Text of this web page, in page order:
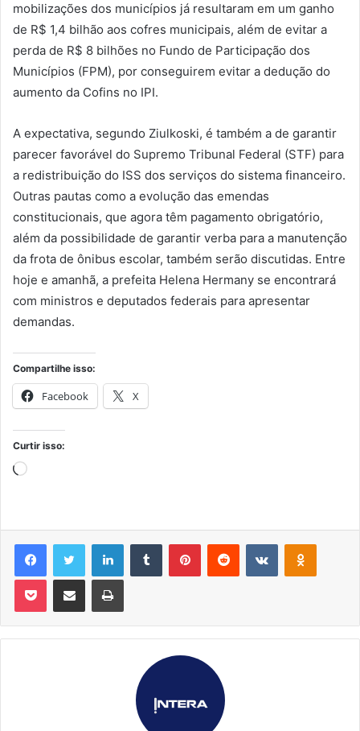
mobilizações dos municípios já resultaram em um ganho
de R$ 1,4 bilhão aos cofres municipais, além de evitar a
perda de R$ 8 bilhões no Fundo de Participação dos
Municípios (FPM), por conseguirem evitar a dedução do
aumento da Cofins no IPI.
A expectativa, segundo Ziulkoski, é também a de garantir
parecer favorável do Supremo Tribunal Federal (STF) para
a redistribuição do ISS dos serviços do sistema financeiro.
Outras pautas como a evolução das emendas
constitucionais, que agora têm pagamento obrigatório,
além da possibilidade de garantir verba para a manutenção
da frota de ônibus escolar, também serão discutidas. Entre
hoje e amanhã, a prefeita Helena Hermany se encontrará
com ministros e deputados federais para apresentar
demandas.
Compartilhe isso:
Facebook X
Curtir isso:
Carregando...
FacebookTwitter LinkedinTumblr PinterestReddit VK OK
Pocket Compartilhar via e-mail Imprimir